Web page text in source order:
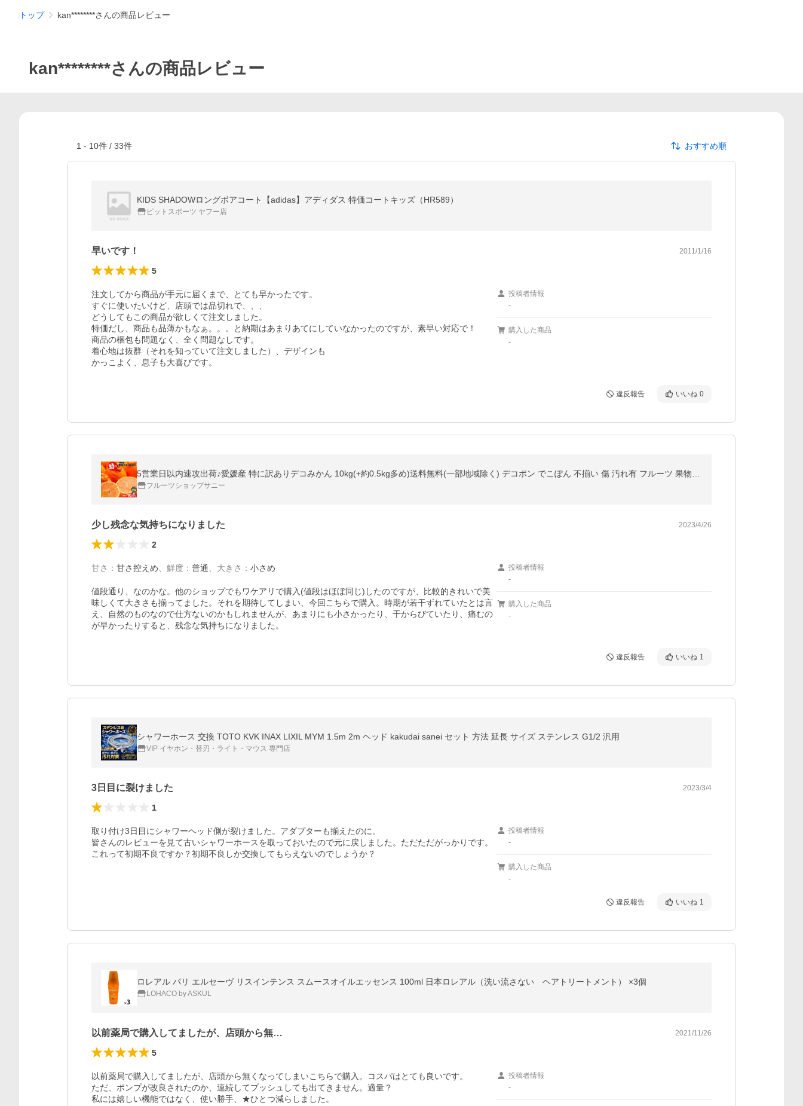
トップ kan********さんの商品レビュー
kan********さんの商品レビュー
1 - 10件 / 33件 おすすめ順
KIDS SHADOWロングボアコート【adidas】アディダス 特価コートキッズ（HR589）
ピットスポーツ ヤフー店
早いです！ 2011/1/16
5
注文してから商品が手元に届くまで、とても早かったです。
すぐに使いたいけど、店頭では品切れで、、、
どうしてもこの商品が欲しくて注文しました。
特価だし、商品も品薄かもなぁ。。。と納期はあまりあてにしていなかったのですが、素早い対応で！
商品の梱包も問題なく、全く問題なしです。
着心地は抜群（それを知っていて注文しました）、デザインも
かっこよく、息子も大喜びです。
投稿者情報
-
購入した商品
-
違反報告 いいね 0
フルーツショップサニー
少し残念な気持ちになりました 2023/4/26
2
甘さ ： 甘さ控えめ 鮮度 ： 普通 大きさ ： 小さめ
値段通り、なのかな。他のショップでもワケアリで購入(値段はほぼ同じ)したのですが、比較的きれいで美
味しくて大きさも揃ってました。それを期待してしまい、今回こちらで購入。時期が若干ずれていたとは言
え、自然のものなので仕方ないのかもしれませんが、あまりにも小さかったり、干からびていたり、痛むの
が早かったりすると、残念な気持ちになりました。
投稿者情報
-
購入した商品
-
違反報告 いいね 1
シャワーホース 交換 TOTO KVK INAX LIXIL MYM 1.5m 2m ヘッド kakudai sanei セット 方法 延長 サイズ ステンレス G1/2 汎用
VIP イヤホン・替刃・ライト・マウス 専門店
3日目に裂けました 2023/3/4
1
取り付け3日目にシャワーヘッド側が裂けました。アダプターも揃えたのに。
皆さんのレビューを見て古いシャワーホースを取っておいたので元に戻しました。ただただがっかりです。
これって初期不良ですか？初期不良しか交換してもらえないのでしょうか？
投稿者情報
-
購入した商品
-
違反報告 いいね 1
ロレアル パリ エルセーヴ リスインテンス スムースオイルエッセンス 100ml 日本ロレアル（洗い流さない ヘアトリートメント） ×3個
LOHACO by ASKUL
以前薬局で購入してましたが、店頭から無… 2021/11/26
5
以前薬局で購入してましたが、店頭から無くなってしまいこちらで購入。コスパはとても良いです。
ただ、ポンプが改良されたのか、連続してプッシュしても出てきません。適量？
私には嬉しい機能ではなく、使い勝手、★ひとつ減らしました。
投稿者情報
-